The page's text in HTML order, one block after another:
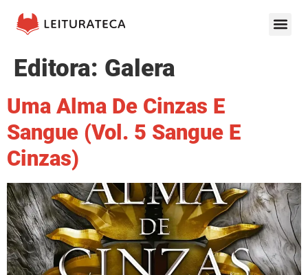
Editora: Galera
Uma Alma De Cinzas E
Sangue (Vol. 5 Sangue E
Cinzas)